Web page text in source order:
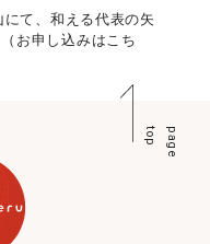
て、和える代表の矢
お申し込みはこち
p
a
g
e
t
o
p